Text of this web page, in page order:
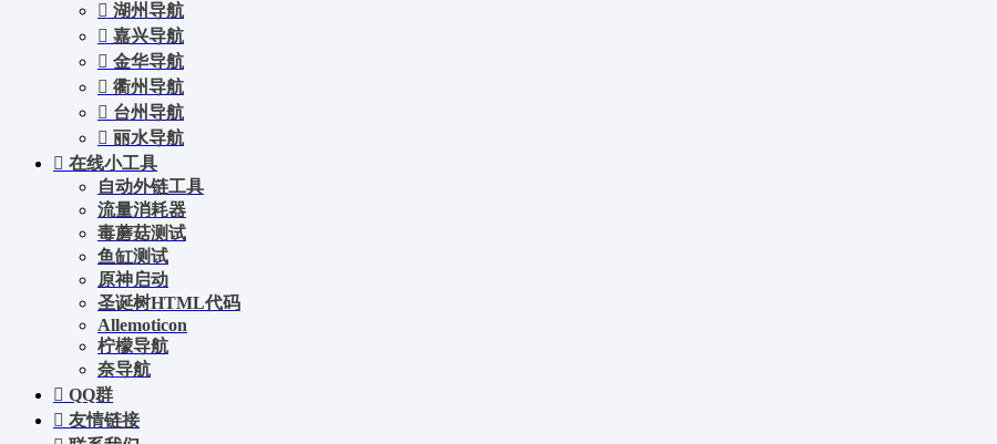
湖州导航
嘉兴导航
金华导航
衢州导航
台州导航
丽水导航
在线小工具
自动外链工具
流量消耗器
毒蘑菇测试
鱼缸测试
原神启动
圣诞树HTML代码
Allemoticon
柠檬导航
奈导航
QQ群
友情链接